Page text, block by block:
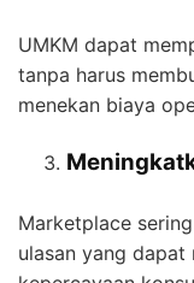
UMKM dapat
tanpa harus
menekan biaya
Marketplace
ulasan yang